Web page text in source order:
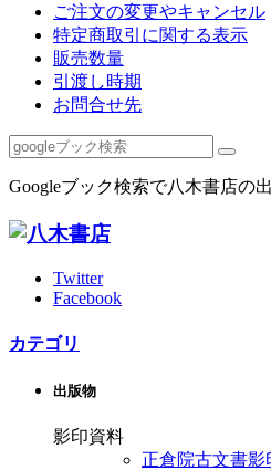
ご注文の変更やキャンセル
特定商取引に関する表示
販売数量
引渡し時期
お問合せ先
Googleブック検索で八木書店の
Twitter
Facebook
カテゴリ
出版物
影印資料
正倉院古文書影